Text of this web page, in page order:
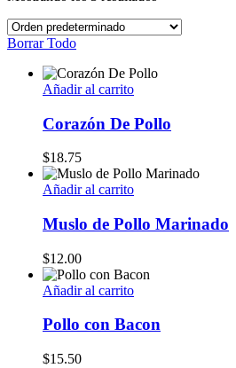
Borrar Todo
Añadir al carrito
Corazón De Pollo
$18.75
Añadir al carrito
Muslo de Pollo Marinado
$12.00
Añadir al carrito
Pollo con Bacon
$15.50